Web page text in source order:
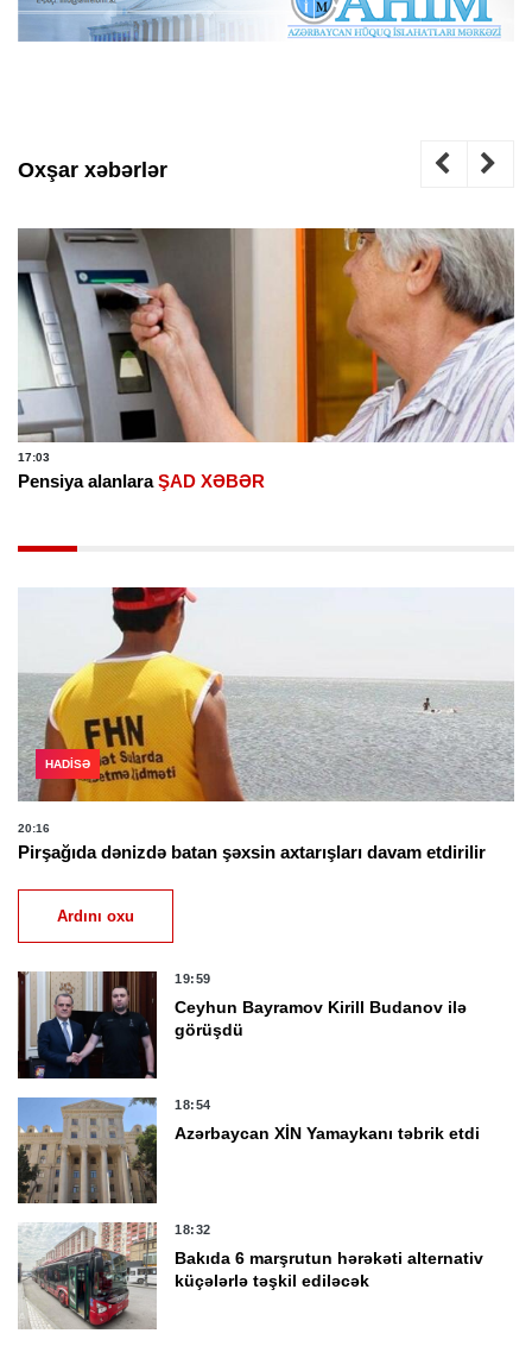
Oxşar xəbərlər
17:03
Pensiya alanlaraŞAD XƏBƏR
HADISƏ
20:16
Pirşağıda dənizdə batan şəxsin axtarışları davam etdirilir
Ardını oxu
19:59
Ceyhun Bayramov Kirill Budanov ilə
görüşdü
18:54
Azərbaycan XİN Yamaykanı təbrik etdi
18:32
Bakıda 6 marşrutun hərəkəti alternativ
küçələrlə təşkil ediləcək